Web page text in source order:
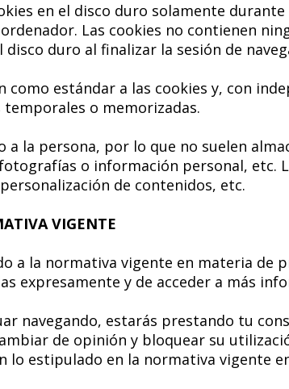
en el disco duro solamente
Las cookies no contienen
duro al finalizar la sesión de
como estándar a las cookies y, con
o memorizadas.
a la persona, por lo que no suelen
o información personal, etc.
de contenidos, etc.
VIGENTE
a la normativa vigente en materia de
expresamente y de acceder a más
navegando, estarás prestando tu
de opinión y bloquear su
estipulado en la normativa vigente